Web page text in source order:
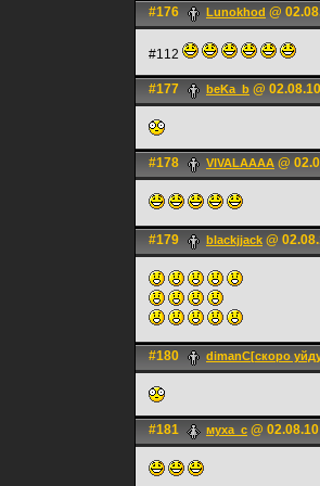
#176 Lunokhod @
#112
#177 beKa_b @
#178 VIVALAAAA @
#179 blackjjack @
#180 dimanC[скоро
#181 муха_с @